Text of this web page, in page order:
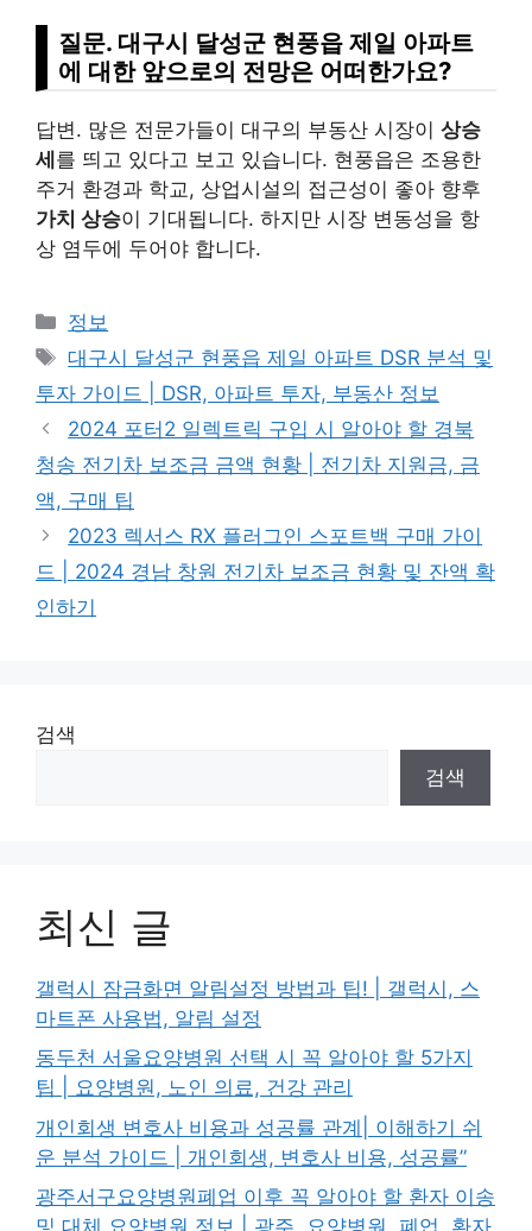
질문. 대구시 달성군 현풍읍 제일 아파트
에 대한 앞으로의 전망은 어떠한가요?
답변. 많은 전문가들이 대구의 부동산 시장이 상승
세를 띄고 있다고 보고 있습니다. 현풍읍은 조용한
주거 환경과 학교, 상업시설의 접근성이 좋아 향후
가치 상승이 기대됩니다. 하지만 시장 변동성을 항
상 염두에 두어야 합니다.
Categories
정보
Tags
대구시 달성군 현풍읍 제일 아파트 DSR 분석 및
투자 가이드 | DSR, 아파트 투자, 부동산 정보
2024 포터2 일렉트릭 구입 시 알아야 할 경북
청송 전기차 보조금 금액 현황 | 전기차 지원금, 금
액, 구매 팁
2023 렉서스 RX 플러그인 스포트백 구매 가이
드 | 2024 경남 창원 전기차 보조금 현황 및 잔액 확
인하기
검색
검색
최신 글
갤럭시 잠금화면 알림설정 방법과 팁! | 갤럭시, 스
마트폰 사용법, 알림 설정
동두천 서울요양병원 선택 시 꼭 알아야 할 5가지
팁 | 요양병원, 노인 의료, 건강 관리
개인회생 변호사 비용과 성공률 관계| 이해하기 쉬
운 분석 가이드 | 개인회생, 변호사 비용, 성공률”
광주서구요양병원폐업 이후 꼭 알아야 할 환자 이송